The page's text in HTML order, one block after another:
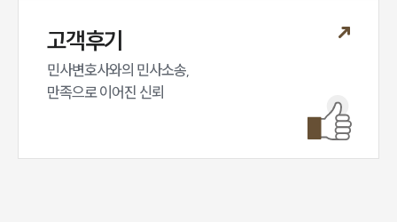
고객후기
민사변호사와의 민사소송,
만족으로 이어진 신뢰